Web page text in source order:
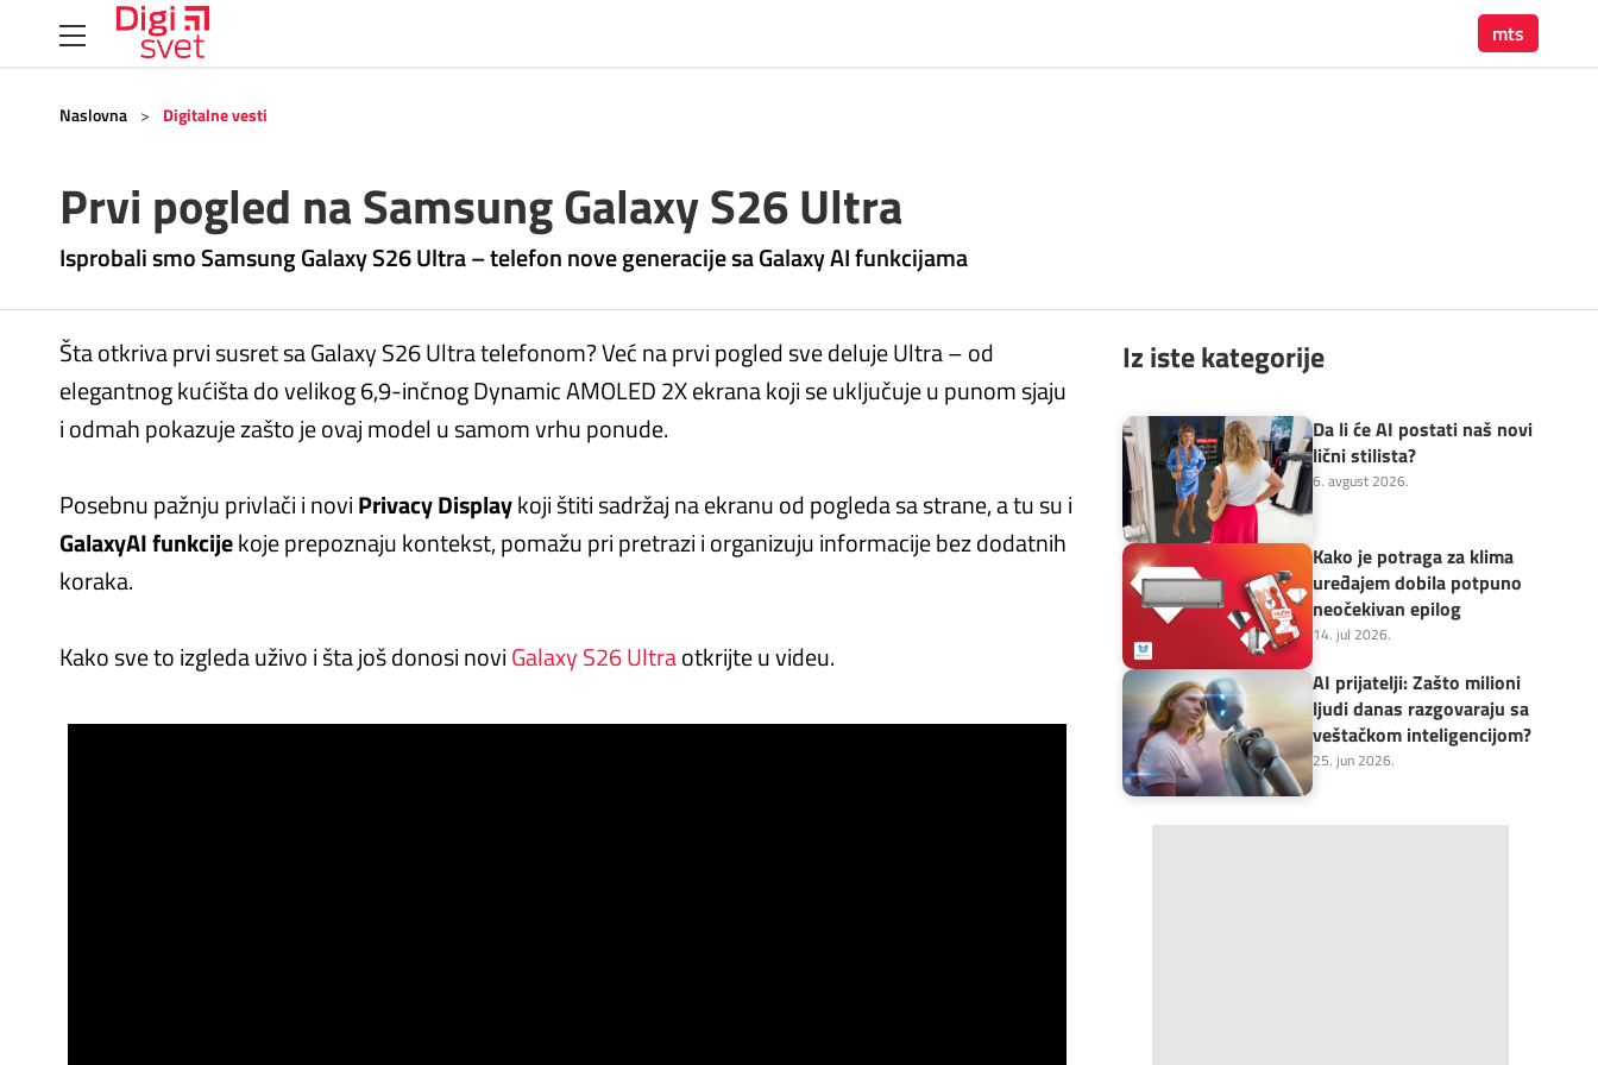
mts
Naslovna > Digitalne vesti
Prvi pogled na Samsung Galaxy S26 Ultra
Isprobali smo Samsung Galaxy S26 Ultra – telefon nove generacije sa Galaxy AI funkcijama
Šta otkriva prvi susret sa Galaxy S26 Ultra telefonom? Već na prvi pogled sve deluje Ultra – od
elegantnog kućišta do velikog 6,9-inčnog Dynamic AMOLED 2X ekrana koji se uključuje u punom sjaju
i odmah pokazuje zašto je ovaj model u samom vrhu ponude.
Posebnu pažnju privlači i noviPrivacy Displaykoji štiti sadržaj na ekranu od pogleda sa strane, a tu su i
GalaxyAI funkcijekoje prepoznaju kontekst, pomažu pri pretrazi i organizuju informacije bez dodatnih
koraka.
Kako sve to izgleda uživo i šta još donosi noviGalaxy S26 Ultraotkrijte u videu.
Iz iste kategorije
Da li će AI postati naš novi
lični stilista?
6. avgust 2026.
Kako je potraga za klima
uređajem dobila potpuno
neočekivan epilog
14. jul 2026.
AI prijatelji: Zašto milioni
ljudi danas razgovaraju sa
veštačkom inteligencijom?
25. jun 2026.